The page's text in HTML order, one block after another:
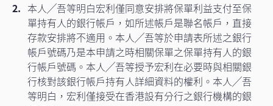
本人╱吾等明白宏利僅同意安排將保單利益支付至保
單持有人的銀行帳戶，如所述帳戶是聯名帳戶，直接
存款安排將不適用。本人╱吾等於申請表所述之銀行
帳戶號碼乃是本申請之時相關保單之保單持有人的銀
行帳戶號碼。本人╱吾等授予宏利在必要時與相關銀
行核對該銀行帳戶持有人詳細資料的權利。本人╱吾
等明白，宏利僅接受在香港設有分行之銀行機構的銀